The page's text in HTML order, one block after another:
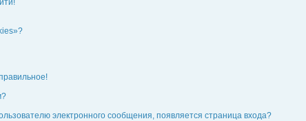
электронного сообщения, появляется страница входа?